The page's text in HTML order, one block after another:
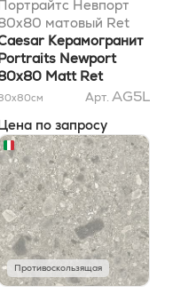
Невпорт
матовый Ret
Керамогранит
Newport
Matt Ret
см Арт. AG5L
по запросу
Противоскользящая